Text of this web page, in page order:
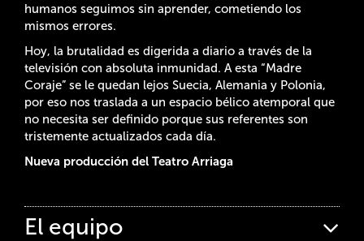
humanos seguimos sin aprender, cometiendo los
mismos errores.
Hoy, la brutalidad es digerida a diario a través de la
televisión con absoluta inmunidad. A esta “Madre
Coraje” se le quedan lejos Suecia, Alemania y Polonia,
por eso nos traslada a un espacio bélico atemporal que
no necesita ser definido porque sus referentes son
tristemente actualizados cada día.
Nueva producción del Teatro Arriaga
El equipo